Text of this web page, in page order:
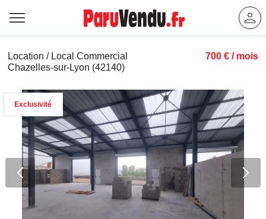
Location / Local Commercial
Chazelles-sur-Lyon (42140)
700 € / mois
Exclusivité